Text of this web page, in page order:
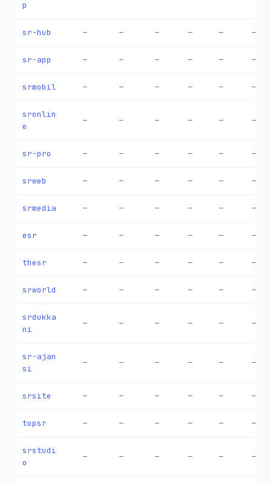
p
sr-hub — — — — — —
sr-app — — — — — —
srmobil — — — — — —
sronlin
e
— — — — — —
sr-pro — — — — — —
srweb — — — — — —
srmedia — — — — — —
esr — — — — — —
thesr — — — — — —
srworld — — — — — —
srdukka
ni
— — — — — —
sr-ajan
si
— — — — — —
srsite — — — — — —
topsr — — — — — —
srstudi
o
— — — — — —